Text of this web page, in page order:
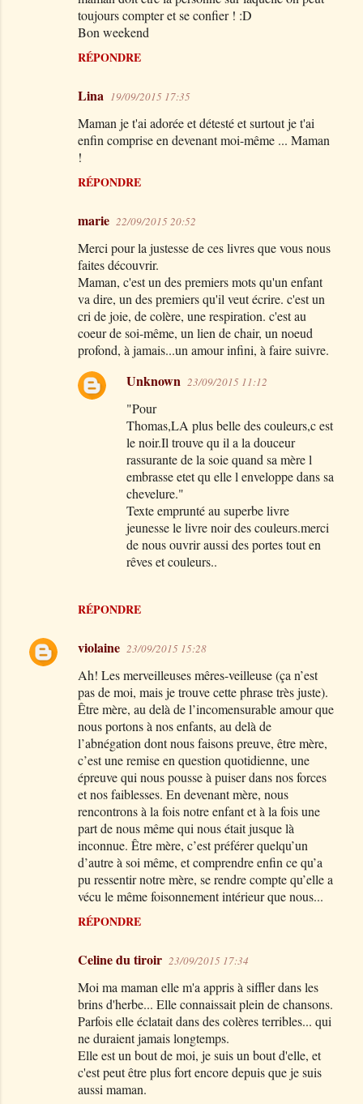
toujours compter et se confier ! :D
Bon weekend
RÉPONDRE
Lina 19/09/2015 17:35
Maman je t'ai adorée et détesté et surtout je t'ai
enfin comprise en devenant moi-même ... Maman
!
RÉPONDRE
marie 22/09/2015 20:52
Merci pour la justesse de ces livres que vous nous
faites découvrir.
Maman, c'est un des premiers mots qu'un enfant
va dire, un des premiers qu'il veut écrire. c'est un
cri de joie, de colère, une respiration. c'est au
coeur de soi-même, un lien de chair, un noeud
profond, à jamais...un amour infini, à faire suivre.
RÉPONDRE
Unknown 23/09/2015 11:12
"Pour
Thomas,LA plus belle des couleurs,c est
le noir.Il trouve qu il a la douceur
rassurante de la soie quand sa mère l
embrasse etet qu elle l enveloppe dans sa
chevelure."
Texte emprunté au superbe livre
jeunesse le livre noir des couleurs.merci
de nous ouvrir aussi des portes tout en
rêves et couleurs..
violaine 23/09/2015 15:28
Ah! Les merveilleuses mêres-veilleuse (ça n’est
pas de moi, mais je trouve cette phrase très juste).
Être mère, au delà de l’incomensurable amour que
nous portons à nos enfants, au delà de
l’abnégation dont nous faisons preuve, être mère,
c’est une remise en question quotidienne, une
épreuve qui nous pousse à puiser dans nos forces
et nos faiblesses. En devenant mère, nous
rencontrons à la fois notre enfant et à la fois une
part de nous même qui nous était jusque là
inconnue. Être mère, c’est préférer quelqu’un
d’autre à soi même, et comprendre enfin ce qu’a
pu ressentir notre mère, se rendre compte qu’elle a
vécu le même foisonnement intérieur que nous...
RÉPONDRE
Celine du tiroir 23/09/2015 17:34
Moi ma maman elle m'a appris à siffler dans les
brins d'herbe... Elle connaissait plein de chansons.
Parfois elle éclatait dans des colères terribles... qui
ne duraient jamais longtemps.
Elle est un bout de moi, je suis un bout d'elle, et
c'est peut être plus fort encore depuis que je suis
aussi maman.